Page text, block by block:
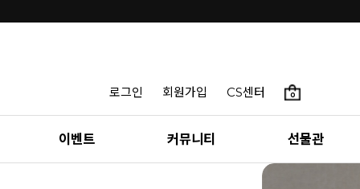
로그인 회원가입 CS센터 0
이벤트 커뮤니티 선물관